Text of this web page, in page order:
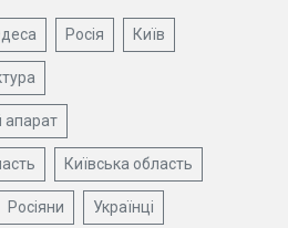
Росія Київ
апарат
Київська область
Росіяни Українці